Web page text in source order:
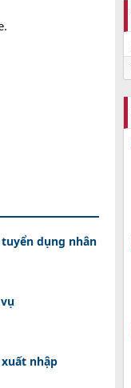
dụng nhân
nhập